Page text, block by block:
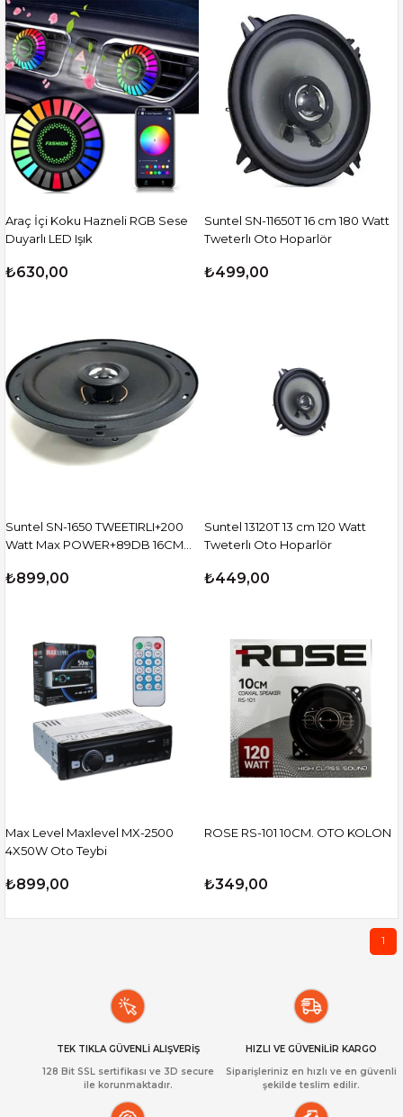
Araç İçi Koku Hazneli RGB Sese
Duyarlı LED Işık
₺630,00
Suntel SN-11650T 16 cm 180 Watt
Tweterlı Oto Hoparlör
₺499,00
Suntel SN-1650 TWEETIRLI+200
Watt Max POWER+89DB 16CM
₺899,00
Suntel 13120T 13 cm 120 Watt
Tweterlı Oto Hoparlör
₺449,00
Max Level Maxlevel MX-2500
4X50W Oto Teybi
₺899,00
ROSE RS-101 10CM. OTO KOLON
₺349,00
1
TEK TIKLA GÜVENLİ ALIŞVERİŞ
128 Bit SSL sertifikası ve 3D secure
ile korunmaktadır.
HIZLI VE GÜVENİLİR KARGO
Siparişleriniz en hızlı ve en güvenli
şekilde teslim edilir.